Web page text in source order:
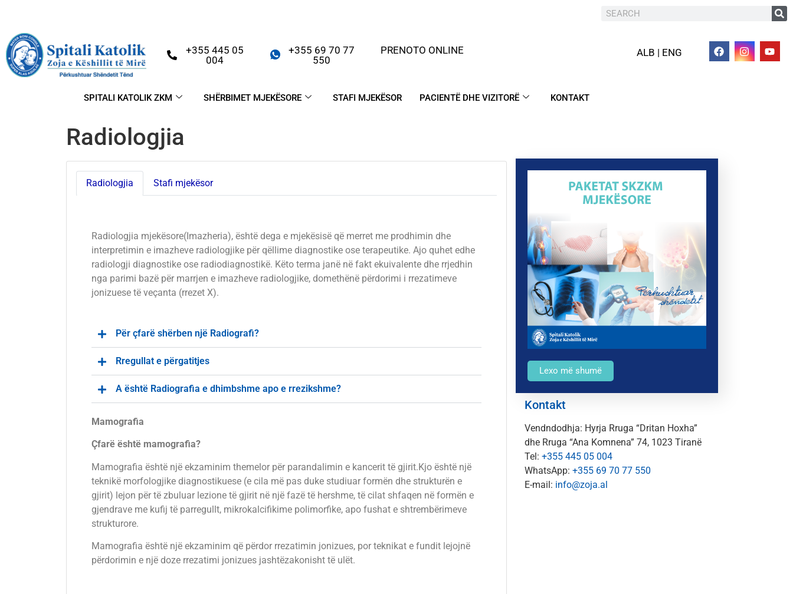
+355 445 05
004
+355 69 70 77
550
PRENOTO ONLINE ALB | ENG
SPITALI KATOLIK ZKM SHËRBIMET MJEKËSORE STAFI MJEKËSOR PACIENTË DHE VIZITORË KONTAKT
Radiologjia
Radiologjia Stafi mjekësor
Radiologjia mjekësore(Imazheria), është dega e mjekësisë që merret me prodhimin dhe
interpretimin e imazheve radiologjike për qëllime diagnostike ose terapeutike. Ajo quhet edhe
radiologji diagnostike ose radiodiagnostikë. Këto terma janë në fakt ekuivalente dhe rrjedhin
nga parimi bazë për marrjen e imazheve radiologjike, domethënë përdorimi i rrezatimeve
jonizuese të veçanta (rrezet X).
Për çfarë shërben një Radiografi?
Rregullat e përgatitjes
A është Radiografia e dhimbshme apo e rrezikshme?
Mamografia
Çfarë është mamografia?
Mamografia është një ekzaminim themelor për parandalimin e kancerit të gjirit.Kjo është një
teknikë morfologjike diagnostikuese (e cila më pas duke studiuar formën dhe strukturën e
gjirit) lejon për të zbuluar lezione të gjirit në një fazë të hershme, të cilat shfaqen në formën e
gjendrave me kufij të parregullt, mikrokalcifikime polimorfike, apo fushat e shtrembërimeve
strukturore.
Mamografia është një ekzaminim që përdor rrezatimin jonizues, por teknikat e fundit lejojnë
përdorimin e një doze rrezatimi jonizues jashtëzakonisht të ulët.
Lexo më shumë
Kontakt
Vendndodhja: Hyrja Rruga “Dritan Hoxha”
dhe Rruga “Ana Komnena” 74, 1023 Tiranë
Tel: +355 445 05 004
WhatsApp: +355 69 70 77 550
E-mail: info@zoja.al